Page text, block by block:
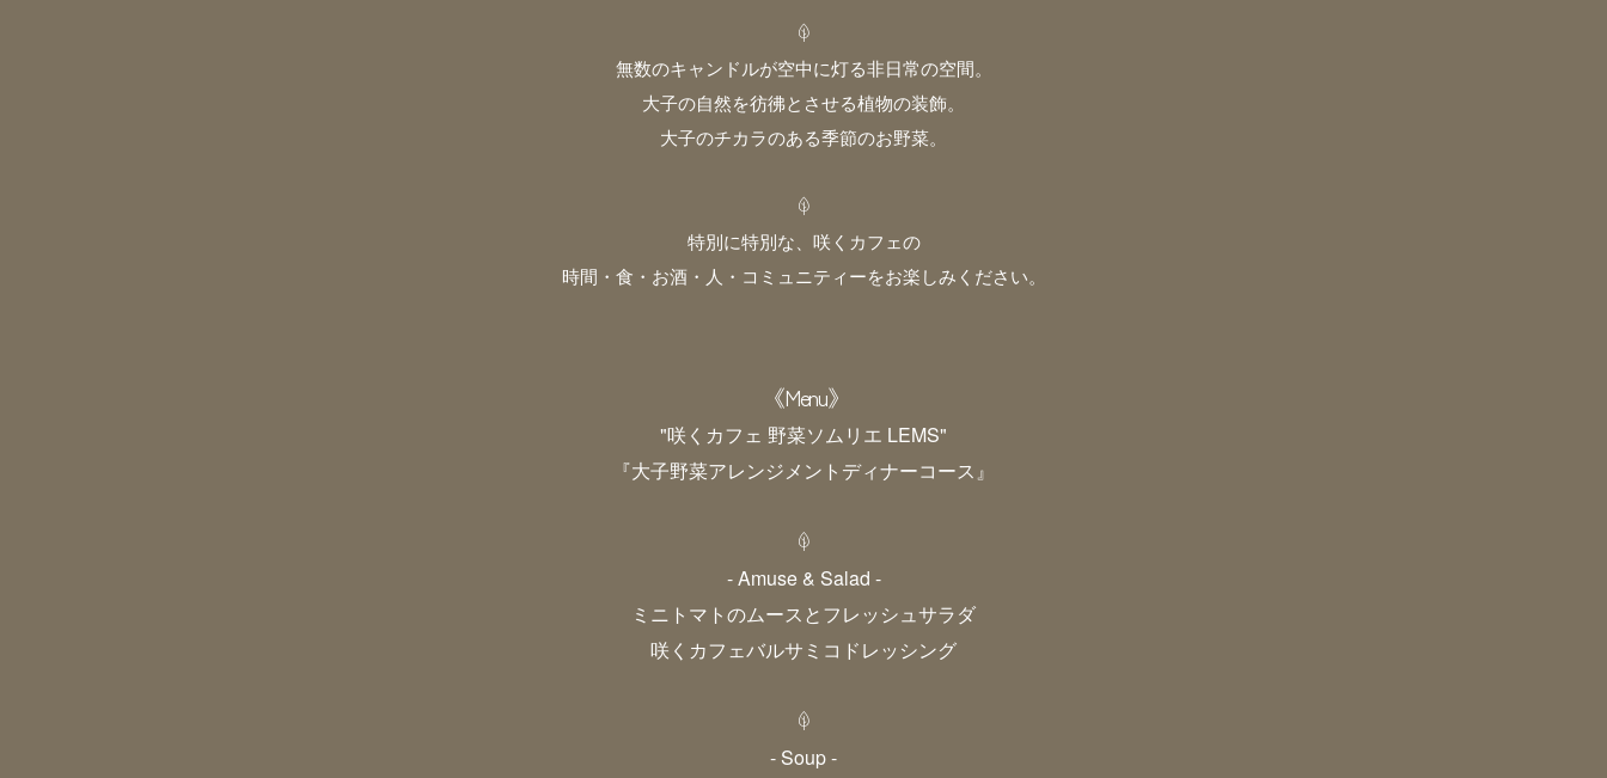
無数のキャンドルが空中に灯る非日常の空間。
大子の自然を彷彿とさせる植物の装飾。
大子のチカラのある季節のお野菜。
特別に特別な、咲くカフェの
時間・食・お酒・人・コミュニティーをお楽しみください。
《Menu》
"咲くカフェ 野菜ソムリエ LEMS"
『大子野菜アレンジメントディナーコース』
- Amuse & Salad -
ミニトマトのムースとフレッシュサラダ
咲くカフェバルサミコドレッシング
- Soup -